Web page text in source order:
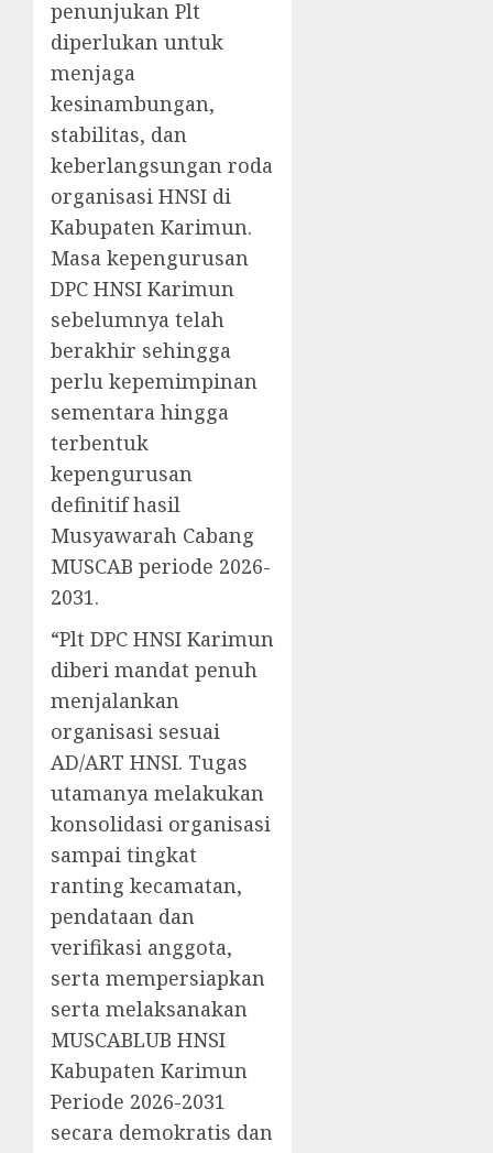
penunjukan Plt
diperlukan untuk
menjaga
kesinambungan,
stabilitas, dan
keberlangsungan roda
organisasi HNSI di
Kabupaten Karimun.
Masa kepengurusan
DPC HNSI Karimun
sebelumnya telah
berakhir sehingga
perlu kepemimpinan
sementara hingga
terbentuk
kepengurusan
definitif hasil
Musyawarah Cabang
MUSCAB periode 2026-
2031.
“Plt DPC HNSI Karimun
diberi mandat penuh
menjalankan
organisasi sesuai
AD/ART HNSI. Tugas
utamanya melakukan
konsolidasi organisasi
sampai tingkat
ranting kecamatan,
pendataan dan
verifikasi anggota,
serta mempersiapkan
serta melaksanakan
MUSCABLUB HNSI
Kabupaten Karimun
Periode 2026-2031
secara demokratis dan